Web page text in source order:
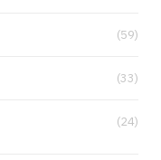
(59)
(33)
(24)